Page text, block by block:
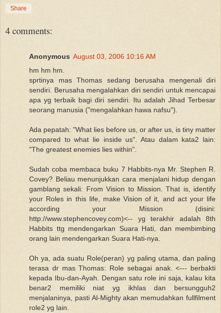
Share
4 comments:
Anonymous August 03, 2006 10:16 AM
hm hm hm.
sprtinya mas Thomas sedang berusaha mengenali diri
sendiri. Berusaha mengalahkan diri sendiri untuk mencapai
apa yg terbaik bagi diri sendiri. Itu adalah Jihad Terbesar
seorang manusia ("mengalahkan hawa nafsu").
Ada pepatah: "What lies before us, or after us, is tiny matter
compared to what lie inside us". Atau dalam kata2 lain:
"The greatest enemies lies within".
Sudah coba membaca buku 7 Habbits-nya Mr. Stephen R.
Covey? Beliau menunjukkan cara menjalani hidup dengan
gamblang sekali: From Vision to Mission. That is, identify
your Roles in this life, make Vision of it, and act your life
according your Mission (disini:
http://www.stephencovey.com)<-- yg terakhir adalah 8th
Habbits ttg mendengarkan Suara Hati, dan membimbing
orang lain mendengarkan Suara Hati-nya.
Oh ya, ada suatu Role(peran) yg paling utama, dan paling
terasa dr mas Thomas: Role sebagai anak. <--- berbakti
kepada Ibu-dan-Ayah. Dengan satu role ini saja, kalau kita
benar2 memiliki niat yg ikhlas dan bersungguh2
menjalaninya, pasti Al-Mighty akan memudahkan fullfilment
role2 yg lain.